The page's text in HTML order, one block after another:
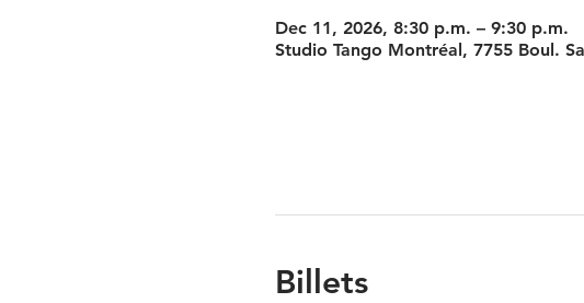
Dec 11, 2026, 8:30 p.m. – 9:30 p.m.
Studio Tango Montréal, 7755 Boul.
Billets